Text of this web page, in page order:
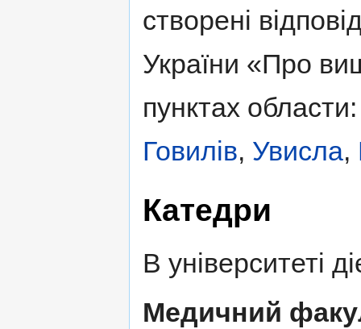
створені
України «Про
пунктах
Говилів, Увисла,
Катедри
В університеті
Медичний